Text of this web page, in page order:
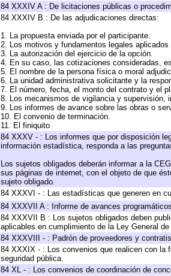
84 XXXIV A : De licitaciones públicas o
84 XXXIV B : De las adjudicaciones directas:
1. La propuesta enviada por el participante.
2. Los motivos y fundamentos legales aplicados
3. La autorización del ejercicio de la opción.
4. En su caso, las cotizaciones consideradas,
5. El nombre de la persona física o moral
6. La unidad administrativa solicitante y la
7. El número, fecha, el monto del contrato y el
8. Los mecanismos de vigilancia y supervisión,
9. Los informes de avance sobre las obras o
10. El convenio de terminación.
11. El finiquito
84 XXXV - : Los informes que por disposición
información estadística, responda a las
Los sujetos obligados deberán informar a la
sus páginas de internet, con el objeto de que
sujeto obligado.
84 XXXVI - : Las estadísticas que generen en
84 XXXVII A : Informe de avances
84 XXXVII B : Los sujetos obligados deben
aplicables en cumplimiento de la Ley General
84 XXXVIII - : Padrón de proveedores y
84 XXXIX - : Los convenios que realicen con la
seguridad pública.
84 XL - : Los convenios de coordinación de